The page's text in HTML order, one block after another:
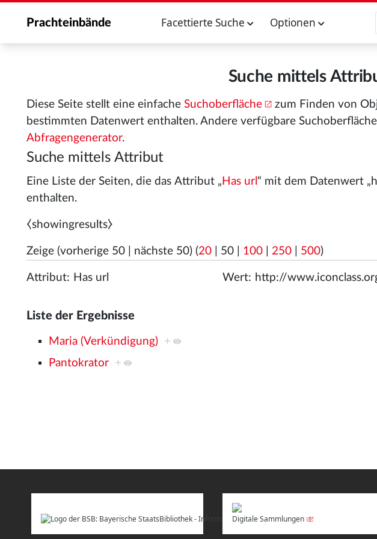
Prachteinbände Facettierte Suche Optionen
Suche mittels
Diese Seite stellt eine einfache Suchoberfläche
zum Finden von
bestimmten Datenwert enthalten. Andere verfügbare
Abfragengenerator.
Suche mittels Attribut
Eine Liste der Seiten, die das Attribut „ Has url “ mit dem Datenwert
enthalten.
⧼showingresults⧽
Zeige (vorherige 50 nächste 50) (20 50 100 250 500)
Attribut: Wert:
Liste der Ergebnisse
Maria (Verkündigung) +
Pantokrator +
Digitale Sammlungen